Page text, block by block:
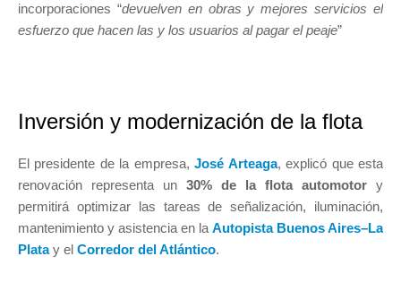
incorporaciones “devuelven en obras y mejores servicios el
esfuerzo que hacen las y los usuarios al pagar el peaje”
Inversión y modernización de la flota
El presidente de la empresa,José Arteaga, explicó que esta
renovación representa un 30% de la flota automotor y
permitirá optimizar las tareas de señalización, iluminación,
mantenimiento y asistencia en la Autopista Buenos Aires–La
Platay el Corredor del Atlántico.